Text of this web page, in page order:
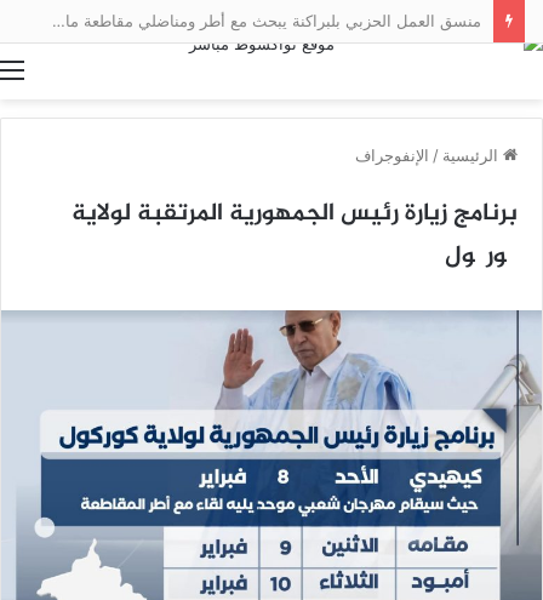
منسق العمل الحزبي بلبراكنة يبحث مع أطر ومناضلي مقاطعة مال سبل تعزيز العمل التنظيمي
الرئيسية / الإنفوجراف
برنامج زيارة رئيس الجمهورية المرتقبة لولاية
گورگول